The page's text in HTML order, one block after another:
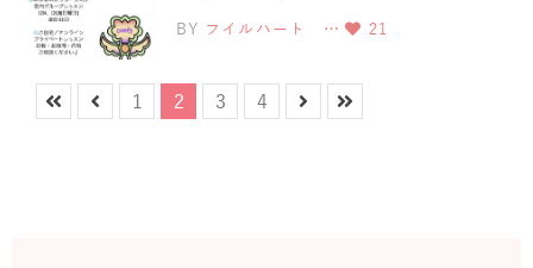
BY フイルハート … 21
1 2 3 4